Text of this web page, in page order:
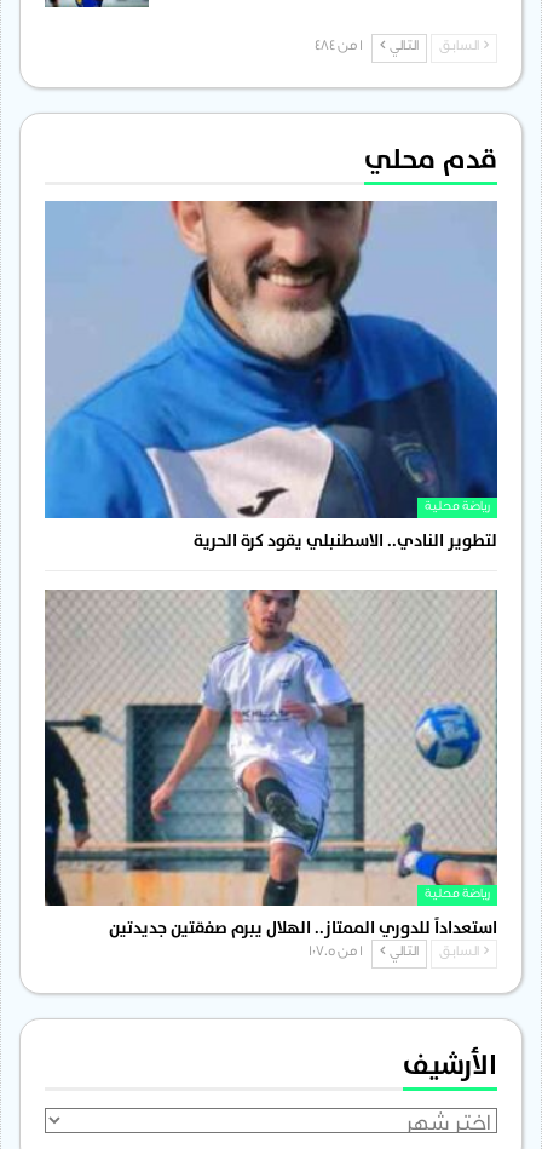
السابق التالي
قدم محلي
رياضة محلية
لتطوير النادي.. الاسطنبلي يقود كرة الحرية
رياضة محلية
استعداداً للدوري الممتاز.. الهلال يبرم صفقتين جديدتين
السابق التالي
الأرشيف
الأرشيف